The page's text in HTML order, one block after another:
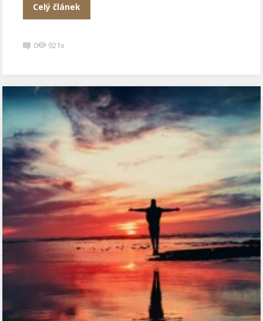
Celý článek
0 921x